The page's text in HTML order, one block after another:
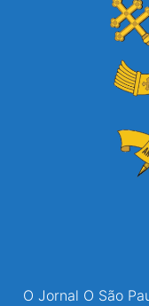
O Jornal O São